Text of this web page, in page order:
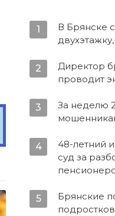
1
В Брянске
2
Директор
проводит
3
За неделю
4
48-летний
суд за
5
Брянские